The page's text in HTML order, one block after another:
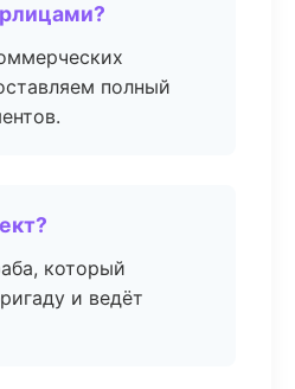
полный
который
и ведёт